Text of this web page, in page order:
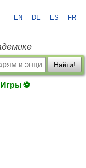
EN DE ES FR
Найти!
Игры ⚽